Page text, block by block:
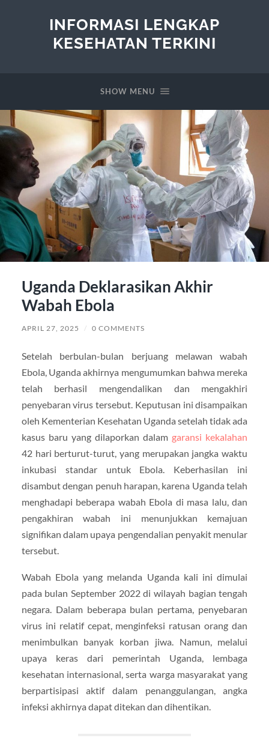
INFORMASI LENGKAP
KESEHATAN TERKINI
SHOW MENU
Uganda Deklarasikan Akhir
Wabah Ebola
APRIL 27, 2025 / 0 COMMENTS
Setelah berbulan-bulan berjuang melawan wabah
Ebola, Uganda akhirnya mengumumkan bahwa mereka
telah berhasil mengendalikan dan mengakhiri
penyebaran virus tersebut. Keputusan ini disampaikan
oleh Kementerian Kesehatan Uganda setelah tidak ada
kasus baru yang dilaporkan dalam garansi kekalahan
42 hari berturut-turut, yang merupakan jangka waktu
inkubasi standar untuk Ebola. Keberhasilan ini
disambut dengan penuh harapan, karena Uganda telah
menghadapi beberapa wabah Ebola di masa lalu, dan
pengakhiran wabah ini menunjukkan kemajuan
signifikan dalam upaya pengendalian penyakit menular
tersebut.
Wabah Ebola yang melanda Uganda kali ini dimulai
pada bulan September 2022 di wilayah bagian tengah
negara. Dalam beberapa bulan pertama, penyebaran
virus ini relatif cepat, menginfeksi ratusan orang dan
menimbulkan banyak korban jiwa. Namun, melalui
upaya keras dari pemerintah Uganda, lembaga
kesehatan internasional, serta warga masyarakat yang
berpartisipasi aktif dalam penanggulangan, angka
infeksi akhirnya dapat ditekan dan dihentikan.